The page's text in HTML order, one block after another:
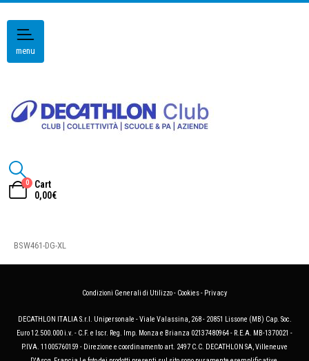
menu
0
Cart
0,00€
BSW461-DG-XL
Condizioni Generali di Utilizzo- Cookies- Privacy
DECATHLON ITALIA S.r.l. Unipersonale - Viale Valassina, 268 - 20851 Lissone (MB) Cap. Soc.
Euro 12.500.000 i.v. - C.F. e Iscr. Reg. Imp. Monza e Brianza 02137480964 - R.E.A. MB-1370021 -
P.IVA. 11005760159 - Direzione e coordinamento art. 2497 C.C. DECATHLON SA, Villeneuve